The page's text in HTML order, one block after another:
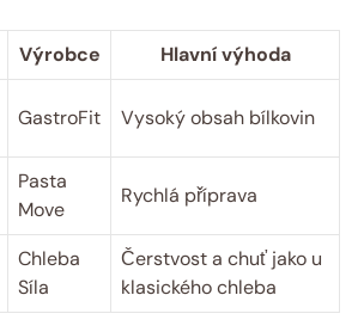
Výrobce
Hlavní ⁢výhoda
GastroFit Vysoký obsah⁤ bílkovin
Pasta
Move
Rychlá příprava
Chleba
Síla
Čerstvost a chuť ⁢jako u⁤
klasického chleba